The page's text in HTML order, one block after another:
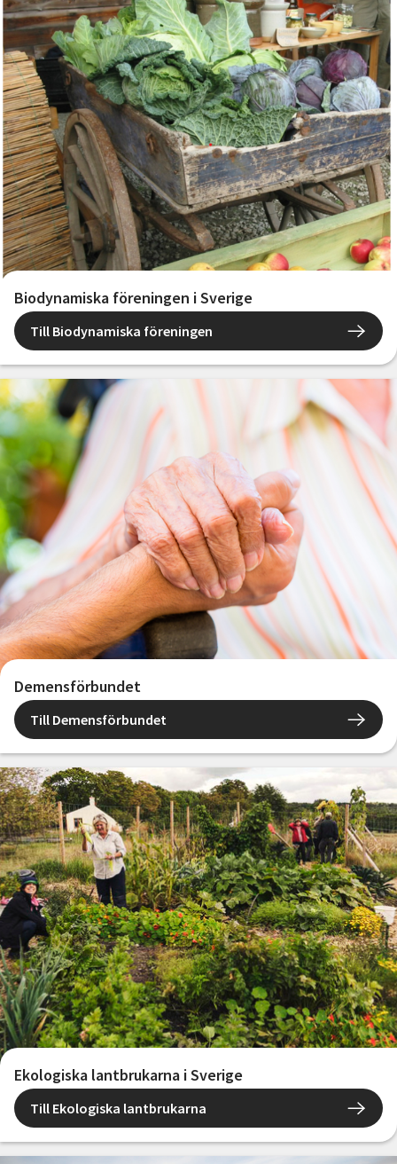
Biodynamiska föreningen i Sverige
Till Biodynamiska föreningen
Demensförbundet
Till Demensförbundet
Ekologiska lantbrukarna i Sverige
Till Ekologiska lantbrukarna